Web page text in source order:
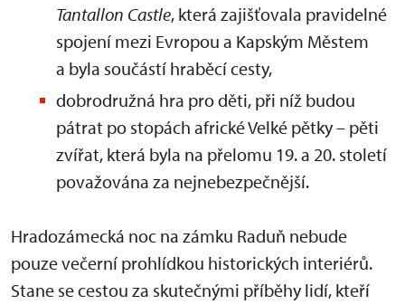
Tantallon Castle, která zajišťovala pravidelné
spojení mezi Evropou a Kapským Městem
a byla součástí hraběcí cesty,
dobrodružná hra pro děti, při níž budou
pátrat po stopách africké Velké pětky – pěti
zvířat, která byla na přelomu 19. a 20. století
považována za nejnebezpečnější.
Hradozámecká noc na zámku Raduň nebude
pouze večerní prohlídkou historických interiérů.
Stane se cestou za skutečnými příběhy lidí, kteří